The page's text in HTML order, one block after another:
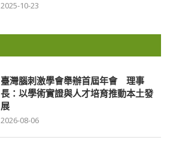
2025-10-23
臺灣腦刺激學會舉辦首屆年會 理事
長：以學術實證與人才培育推動本土發
展
2026-08-06